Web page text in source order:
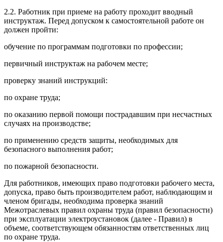
2.2. Работник при приеме на работу проходит вводный
инструктаж. Перед допуском к самостоятельной работе он
должен пройти:
обучение по программам подготовки по профессии;
первичный инструктаж на рабочем месте;
проверку знаний инструкций:
по охране труда;
по оказанию первой помощи пострадавшим при несчастных
случаях на производстве;
по применению средств защиты, необходимых для
безопасного выполнения работ;
по пожарной безопасности.
Для работников, имеющих право подготовки рабочего места,
допуска, право быть производителем работ, наблюдающим и
членом бригады, необходима проверка знаний
Межотраслевых правил охраны труда (правил безопасности)
при эксплуатации электроустановок (далее - Правил) в
объеме, соответствующем обязанностям ответственных лиц
по охране труда.